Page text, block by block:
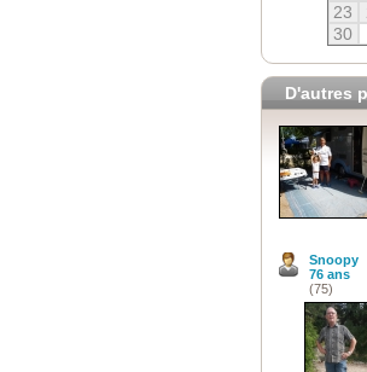
23
30
D'autres
Snoopy
76 ans
(75)